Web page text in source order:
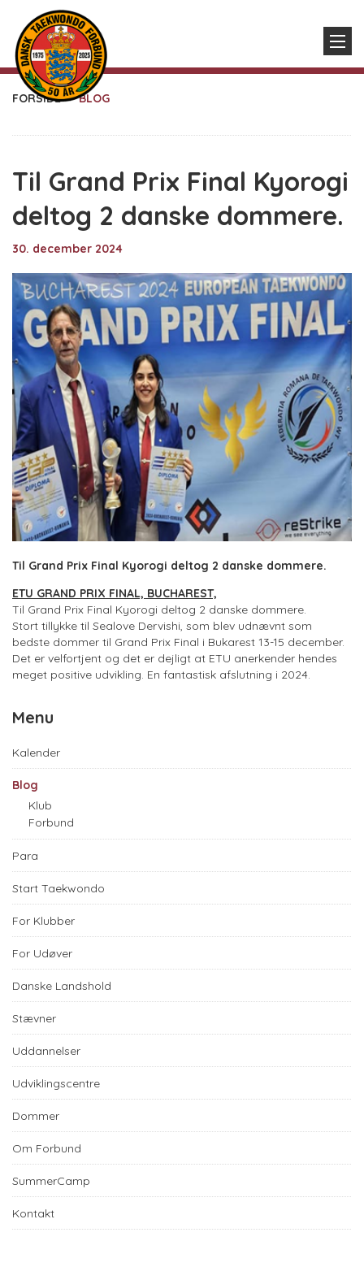
FORSIDE BLOG
Til Grand Prix Final Kyorogi
deltog 2 danske dommere.
30. december 2024
Til Grand Prix Final Kyorogi deltog 2 danske dommere.
ETU GRAND PRIX FINAL, BUCHAREST,
Til Grand Prix Final Kyorogi deltog 2 danske dommere.
Stort tillykke til Sealove Dervishi, som blev udnævnt som
bedste dommer til Grand Prix Final i Bukarest 13-15 december.
Det er velfortjent og det er dejligt at ETU anerkender hendes
meget positive udvikling. En fantastisk afslutning i 2024.
Menu
Kalender
Blog
Klub
Forbund
Para
Start Taekwondo
For Klubber
For Udøver
Danske Landshold
Stævner
Uddannelser
Udviklingscentre
Dommer
Om Forbund
SummerCamp
Kontakt